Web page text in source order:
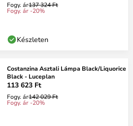
Fogy. ár137 324 Ft
Fogy. ár -20%
Készleten
Costanzina Asztali Lámpa Black/Liquorice
Black - Luceplan
113 623 Ft
Fogy. ár142 029 Ft
Fogy. ár -20%